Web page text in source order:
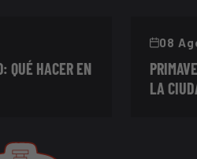
QUÉ HACER EN
08
LA